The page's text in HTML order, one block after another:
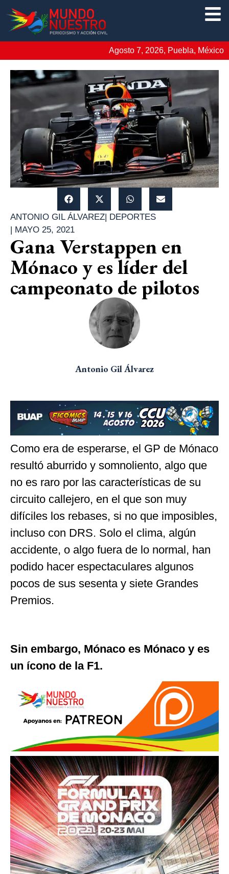
Agosto 7, 2026, Puebla, México
ANTONIO GIL ÁLVAREZ| DEPORTES
| MAYO 25, 2021
Gana Verstappen en
Mónaco y es líder del
campeonato de pilotos
Antonio Gil Álvarez
Como era de esperarse, el GP de Mónaco
resultó aburrido y somnoliento, algo que
no es raro por las características de su
circuito callejero, en el que son muy
difíciles los rebases, si no que imposibles,
incluso con DRS. Solo el clima, algún
accidente, o algo fuera de lo normal, han
podido hacer espectaculares algunos
pocos de sus sesenta y siete Grandes
Premios.
Sin embargo, Mónaco es Mónaco y es
un ícono de la F1.